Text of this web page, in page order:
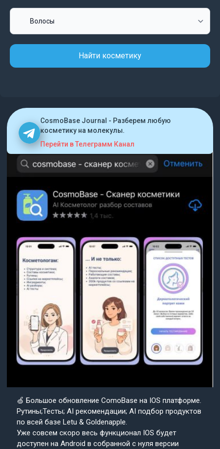
Найти косметику
CosmoBase Journal - Разберем любую
косметику на молекулы.
Перейти в Телеграмм Канал
🍏 Большое обновление ComoBase на IOS платформе.
Рутины;Тесты; AI рекомендации; AI подбор продуктов
по всей базе Letu & Goldenapple.
Уже совсем скоро весь функционал IOS будет
доступен на Android в собранной с нуля версии